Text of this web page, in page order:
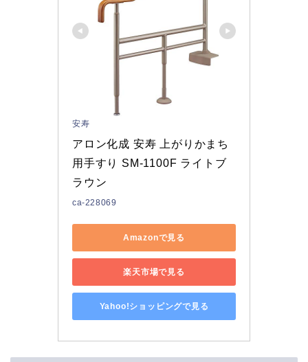
安寿
アロン化成 安寿 上がりかまち
用手すり SM-1100F ライトブ
ラウン
ca-228069
Amazonで見る
楽天市場で見る
Yahoo!ショッピングで見る